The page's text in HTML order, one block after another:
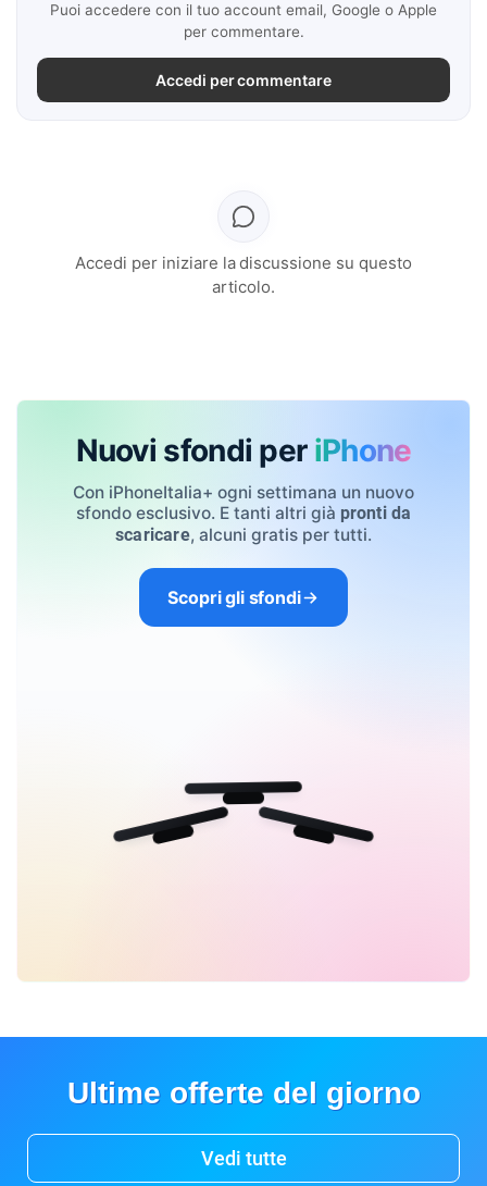
Puoi accedere con il tuo account email, Google o Apple
per commentare.
Accedi per commentare
Accedi per iniziare la discussione su questo
articolo.
Nuovi sfondi per iPhone
Con iPhoneItalia+ ogni settimana un nuovo
sfondo esclusivo. E tanti altri già pronti da
scaricare, alcuni gratis per tutti.
Scopri gli sfondi
Ultime offerte del giorno
Vedi tutte